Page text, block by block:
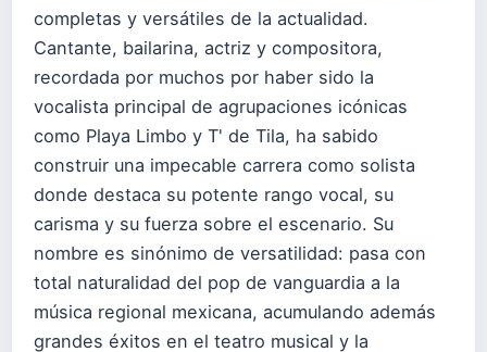
completas y versátiles de la actualidad.
Cantante, bailarina, actriz y compositora,
recordada por muchos por haber sido la
vocalista principal de agrupaciones icónicas
como Playa Limbo y T' de Tila, ha sabido
construir una impecable carrera como solista
donde destaca su potente rango vocal, su
carisma y su fuerza sobre el escenario. Su
nombre es sinónimo de versatilidad: pasa con
total naturalidad del pop de vanguardia a la
música regional mexicana, acumulando además
grandes éxitos en el teatro musical y la